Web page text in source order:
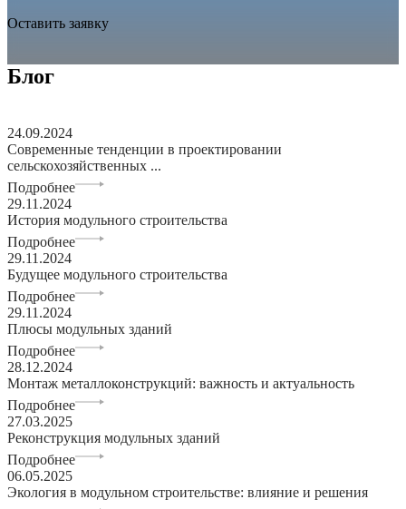
Оставить заявку
Блог
24.09.2024
Современные тенденции в проектировании
сельскохозяйственных ...
Подробнее
29.11.2024
История модульного строительства
Подробнее
29.11.2024
Будущее модульного строительства
Подробнее
29.11.2024
Плюсы модульных зданий
Подробнее
28.12.2024
Монтаж металлоконструкций: важность и актуальность
Подробнее
27.03.2025
Реконструкция модульных зданий
Подробнее
06.05.2025
Экология в модульном строительстве: влияние и решения